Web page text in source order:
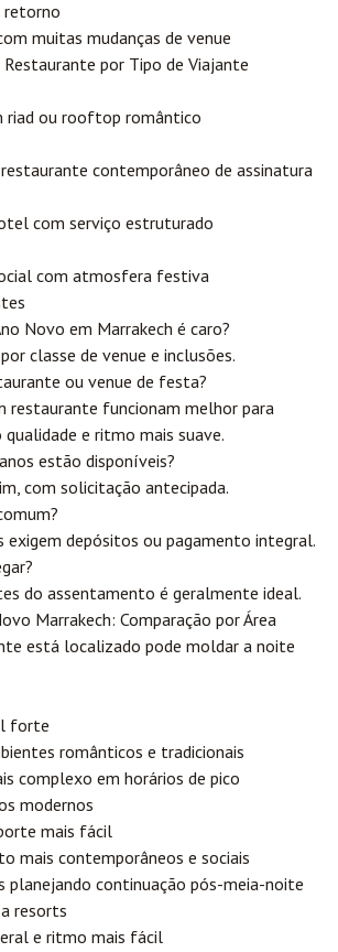
retorno
muitas mudanças de venue
por Tipo de Viajante
riad ou rooftop romântico
contemporâneo de assinatura
com serviço estruturado
com atmosfera festiva
Novo em Marrakech é caro?
classe de venue e inclusões.
ou venue de festa?
restaurante funcionam melhor para
e ritmo mais suave.
estão disponíveis?
com solicitação antecipada.
exigem depósitos ou pagamento integral.
do assentamento é geralmente ideal.
Marrakech: Comparação por Área
está localizado pode moldar a noite
forte
românticos e tradicionais
complexo em horários de pico
modernos
mais fácil
mais contemporâneos e sociais
planejando continuação pós-meia-noite
resorts
e ritmo mais fácil